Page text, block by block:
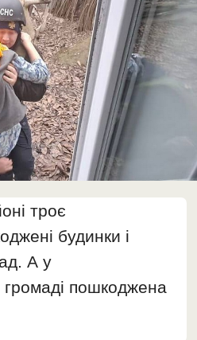
троє
будинки і
А у
громаді пошкоджена